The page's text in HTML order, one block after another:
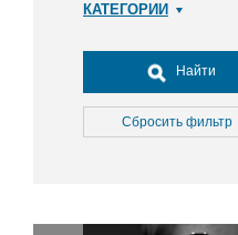
КАТЕГОРИИ
Досуг, туризм и отдых
Культура
Медицина
Найти
Сбросить фильтр